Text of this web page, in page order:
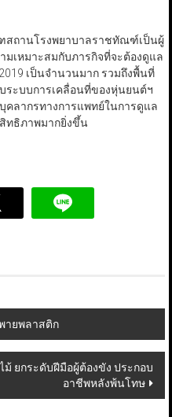
ถานโรงพยาบาลราชทัณฑ์เป็นผู้
มเหมาะสมกับภารกิจที่จะต้องดูแล
เป็นจำนวนมาก รวมถึงพื้นที่
ระบบการเคลื่อนที่ของหุ่นยนต์ฯ
ลากรทางการแพทย์ในการดูแล
ทธิภาพมากยิ่งขึ้น
ายพลาสติก
ยกระดับฝีมือผู้ต้องขัง ประกอบ
อาชีพหลังพ้นโทษ